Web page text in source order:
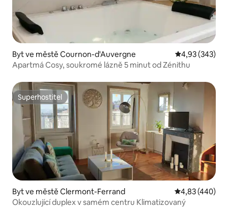
Byt ve městě Cournon-d'Auvergne Průměrné
4,93 (343)
Apartmá Cosy, soukromé lázně 5 minut od Zénithu
Superhostitel
Superhostitel
Byt ve městě Clermont-Ferrand Průměrné
4,83 (440)
Okouzlující duplex v samém centru Klimatizovaný